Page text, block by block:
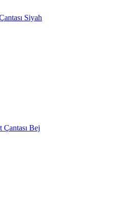
Siyah
Bej